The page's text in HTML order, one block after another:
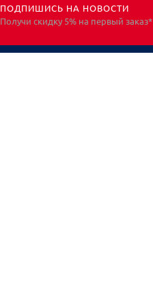
ПОДПИШИСЬ НА НОВОСТИ
Получи скидку 5% на первый заказ*